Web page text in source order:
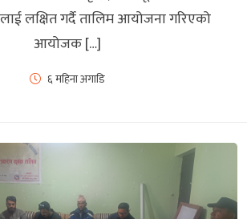
लक्षित गर्दै तालिम आयोजना गरिएको
आयोजक […]
६ महिना अगाडि